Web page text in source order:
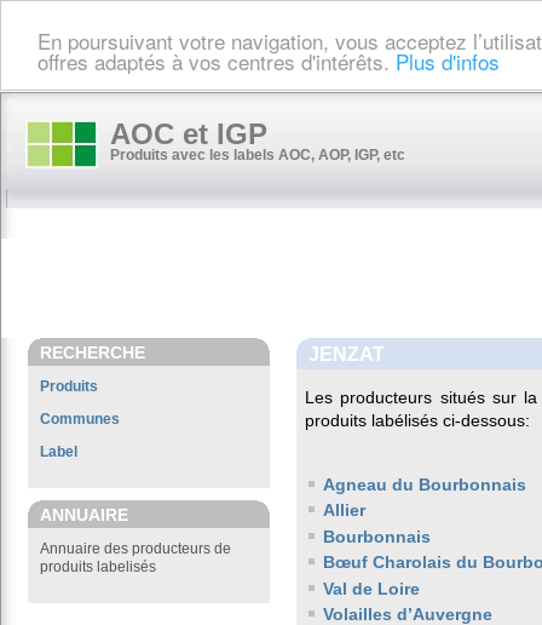
En poursuivant votre navigation, vous acceptez
offres adaptés à vos centres d'intérêts. Plus d'infos
AOC et IGP
Produits avec les labels AOC, AOP, IGP, etc
RECHERCHE
Produits
Communes
Label
ANNUAIRE
Annuaire des producteurs de
produits labelisés
JENZAT
Les producteurs situés sur
produits labélisés ci-dessous:
Agneau du Bourbonnais
Allier
Bourbonnais
Bœuf Charolais du
Val de Loire
Volailles d’Auvergne